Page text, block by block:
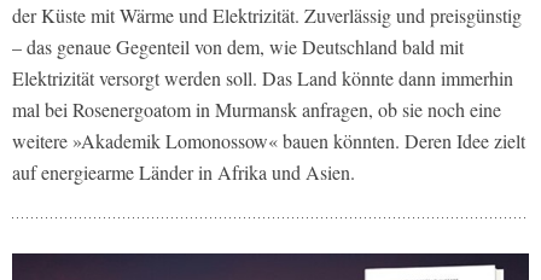
der Küste mit Wärme und Elektrizität. Zuverlässig und preisgünstig
– das genaue Gegenteil von dem, wie Deutschland bald mit
Elektrizität versorgt werden soll. Das Land könnte dann immerhin
mal bei Rosenergoatom in Murmansk anfragen, ob sie noch eine
weitere »Akademik Lomonossow« bauen könnten. Deren Idee zielt
auf energiearme Länder in Afrika und Asien.